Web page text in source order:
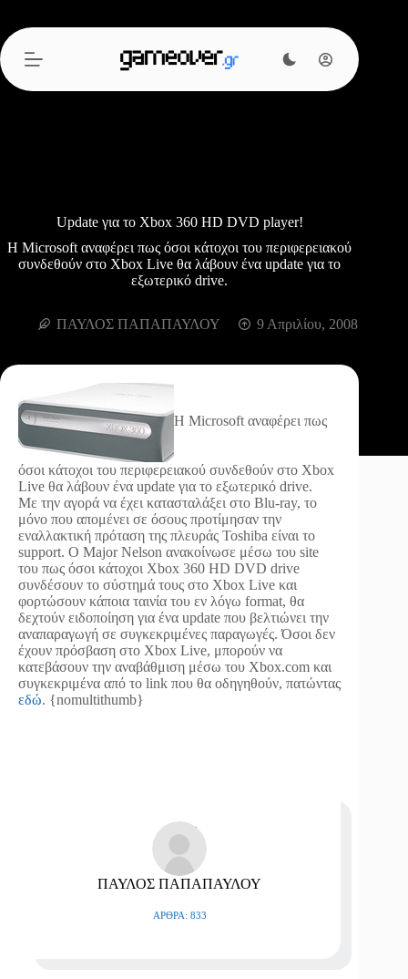
περιεχόμενο
Update για το Xbox 360 HD DVD player!
H Microsoft αναφέρει πως όσοι κάτοχοι του περιφερειακού
συνδεθούν στο Xbox Live θα λάβουν ένα update για το
εξωτερικό drive.
ΠΑΥΛΟΣ ΠΑΠΑΠΑΥΛΟΥ 9 Απριλίου, 2008
H Microsoft αναφέρει πως
όσοι κάτοχοι του περιφερειακού συνδεθούν στο Xbox
Live θα λάβουν ένα update για το εξωτερικό drive.
Με την αγορά να έχει κατασταλάξει στο Blu-ray, το
μόνο που απομένει σε όσους προτίμησαν την
εναλλακτική πρόταση της πλευράς Toshiba είναι το
support. O Major Nelson ανακοίνωσε μέσω του site
του πως όσοι κάτοχοι Xbox 360 HD DVD drive
συνδέσουν το σύστημά τους στο Xbox Live και
φορτώσουν κάποια ταινία του εν λόγω format, θα
δεχτούν ειδοποίηση για ένα update που βελτιώνει την
αναπαραγωγή σε συγκεκριμένες παραγωγές. Όσοι δεν
έχουν πρόσβαση στο Xbox Live, μπορούν να
κατεβάσουν την αναβάθμιση μέσω του Xbox.com και
συγκεκριμένα από το link που θα οδηγηθούν, πατώντας
εδώ. {nomultithumb}
ΠΑΥΛΟΣ ΠΑΠΑΠΑΥΛΟΥ
ΆΡΘΡΑ: 833